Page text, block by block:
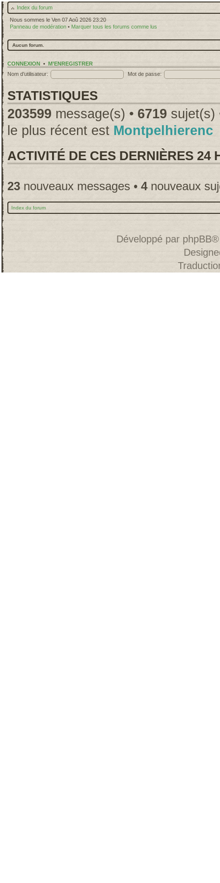
Index du forum
Nous sommes le Ven 07 Aoû 2026 23:20
Panneau de modération • Marquer tous les forums comme lus
Aucun forum.
CONNEXION • M’ENREGISTRER
Nom d’utilisateur:
Mot de passe:
STATISTIQUES
203599 message(s) • 6719 sujet(s)
le plus récent est Montpelhierenc
ACTIVITÉ DE CES DERNIÈRES 24
23 nouveaux messages • 4nouveaux
Index du forum
Développé par phpBB®